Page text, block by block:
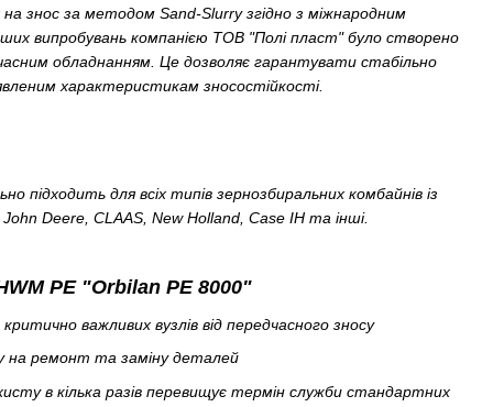
знос за методом Sand-Slurry згідно з міжнародним
випробувань компанією ТОВ "Полі пласт" було створено
обладнанням. Це дозволяє гарантувати стабільно
характеристикам зносостійкості.
підходить для всіх типів зернозбиральних комбайнів із
Deere, CLAAS, New Holland, Case IH та інші.
PE "Orbilan PE 8000"
важливих вузлів від передчасного зносу
на ремонт та заміну деталей
в кілька разів перевищує термін служби стандартних